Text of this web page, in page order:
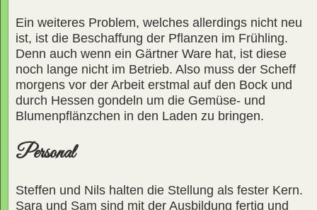
Ein weiteres Problem, welches allerdings nicht neu
ist, ist die Beschaffung der Pflanzen im Frühling.
Denn auch wenn ein Gärtner Ware hat, ist diese
noch lange nicht im Betrieb. Also muss der Scheff
morgens vor der Arbeit erstmal auf den Bock und
durch Hessen gondeln um die Gemüse- und
Blumenpflänzchen in den Laden zu bringen.
Personal
Steffen und Nils halten die Stellung als fester Kern.
Sara und Sam sind mit der Ausbildung fertig und